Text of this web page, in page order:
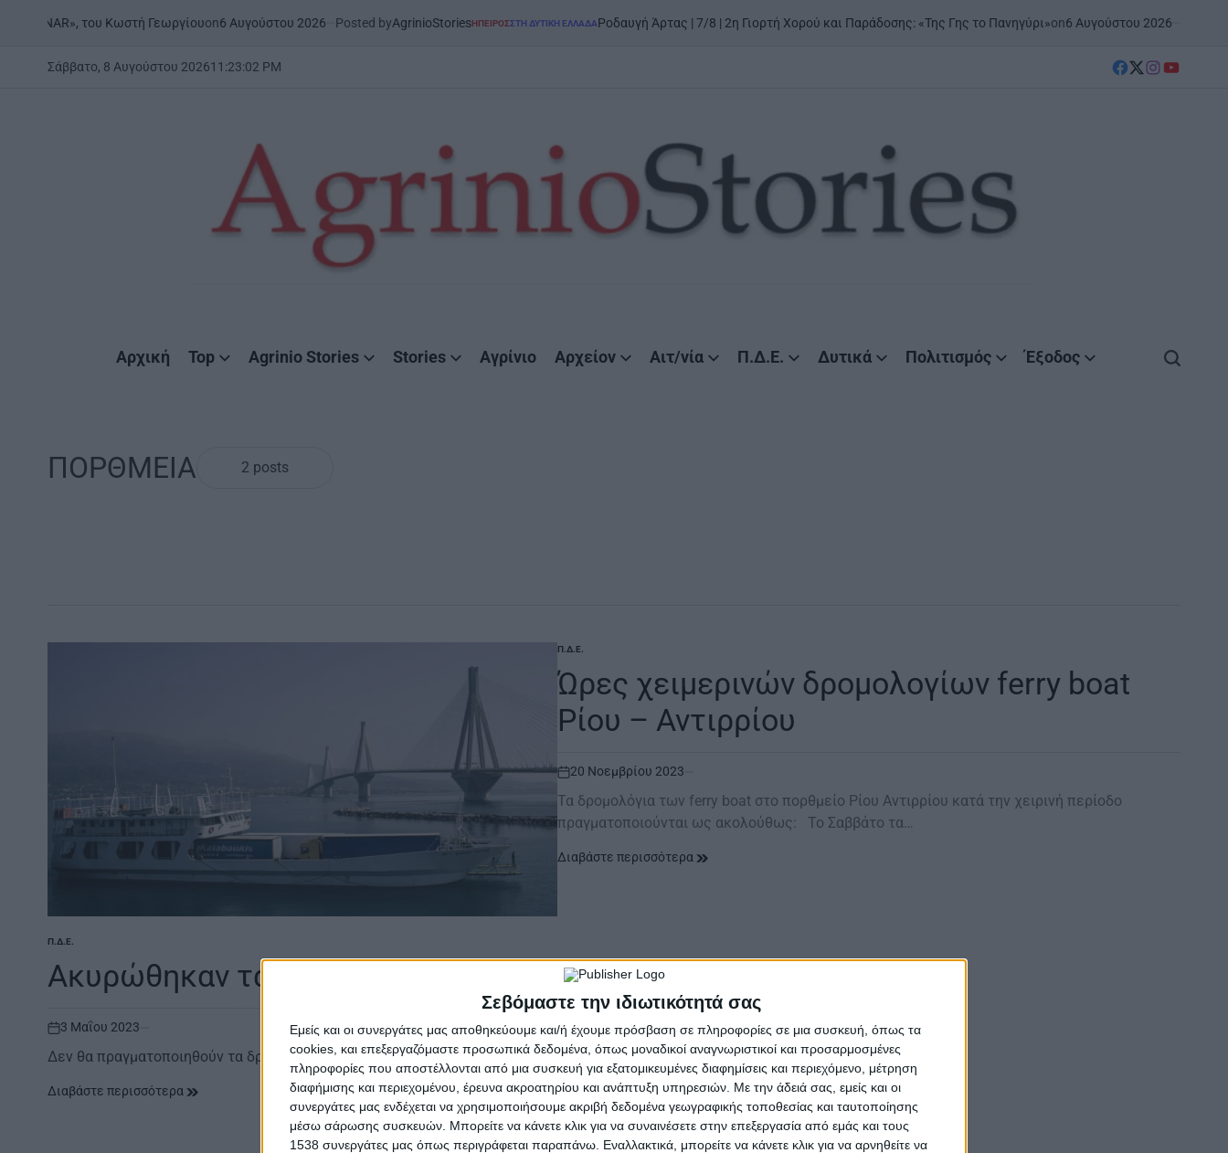
Σεβόμαστε την ιδιωτικότητά σας
Εμείς και οι συνεργάτες μας αποθηκεύουμε και/ή έχουμε πρόσβαση σε πληροφορίες σε μια συσκευή, όπως τα
cookies, και επεξεργαζόμαστε προσωπικά δεδομένα, όπως μοναδικοί αναγνωριστικοί και προσαρμοσμένες
πληροφορίες που αποστέλλονται από μια συσκευή για εξατομικευμένες διαφημίσεις και περιεχόμενο, μέτρηση
διαφήμισης και περιεχομένου, έρευνα ακροατηρίου και ανάπτυξη υπηρεσιών. Με την άδειά σας, εμείς και οι
συνεργάτες μας ενδέχεται να χρησιμοποιήσουμε ακριβή δεδομένα γεωγραφικής τοποθεσίας και ταυτοποίησης
μέσω σάρωσης συσκευών. Μπορείτε να κάνετε κλικ για να συναινέσετε στην επεξεργασία από εμάς και τους
1538 συνεργάτες μας όπως περιγράφεται παραπάνω. Εναλλακτικά, μπορείτε να κάνετε κλικ για να αρνηθείτε να
του Κωστή Γεωργίουon6 Αυγούστου 2026 Posted byAgrinioStoriesPOSTED
ΉΠΕΙΡΟΣΣΤΗ ΔΥΤΙΚΉ ΕΛΛΆΔΑΡοδαυγή Άρτας | 7/8 | 2η Γιορτή Χορού και Παράδοσης: «Της Γης το Πανηγύρι»on6 Αυγούστου 2026 Posted by
Σάββατο, 8 Αυγούστου 202611 :23:02 PM
facebook
Twitter
instagram
YouTube
Αρχική Top Agrinio Stories Stories Αγρίνιο Αρχείον Αιτ/νία Π.Δ.Ε. Δυτικά Πολιτισμός Έξοδος
ΠΟΡΘΜΕΙΑ 2 posts
POSTED
IN
Π.Δ.Ε.
Ώρες χειμερινών δρομολογίων ferry boat
Ρίου – Αντιρρίου
on
20 Νοεμβρίου 2023
Τα δρομολόγια των ferry boat στο πορθμείο Ρίου Αντιρρίου κατά την χειρινή περίοδο
πραγματοποιούνται ως ακολούθως: Το Σαββάτο τα…
Διαβάστε περισσότερα
POSTED
Π.Δ.Ε.
Ακυρώθηκαν τα δρομολόγια στις ακτοπλοϊκές του Ιονίου
on
3 Μαΐου 2023
Δεν θα πραγματοποιηθούν τα δρομολόγια από Σάμη προς Ιθάκη στις 07:05 από Ιθάκη και Σάμη προς Πάτρα σήμερα, Τετάρτη 03…
Διαβάστε περισσότερα